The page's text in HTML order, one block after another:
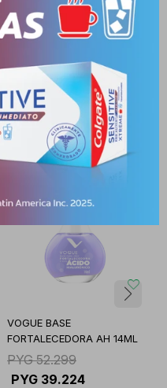
interesar
VOGUE BASE
FORTALECEDORA AH 14ML
PYG 52.299
PYG 39.224